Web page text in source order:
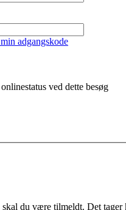
adgangskode
ved dette besøg
du være tilmeldt. Det tager